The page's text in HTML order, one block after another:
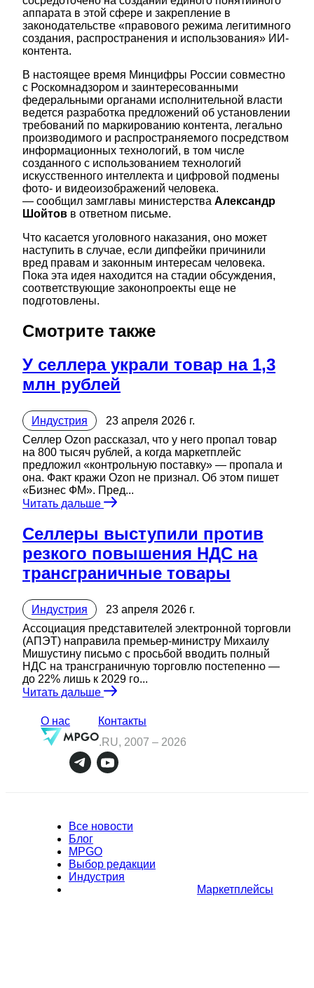
аппарата в этой сфере и закрепление в
законодательстве «правового режима легитимного
создания, распространения и использования» ИИ-
контента.
В настоящее время Минцифры России совместно
с Роскомнадзором и заинтересованными
федеральными органами исполнительной власти
ведется разработка предложений об установлении
требований по маркированию контента, легально
производимого и распространяемого посредством
информационных технологий, в том числе
созданного с использованием технологий
искусственного интеллекта и цифровой подмены
фото- и видеоизображений человека.
— сообщил замглавы министерства Александр
Шойтов в ответном письме.
Что касается уголовного наказания, оно может
наступить в случае, если дипфейки причинили
вред правам и законным интересам человека.
Пока эта идея находится на стадии обсуждения,
соответствующие законопроекты еще не
подготовлены.
Смотрите также
У селлера украли товар на 1,3
млн рублей
Индустрия
23 апреля 2026 г.
Селлер Ozon рассказал, что у него пропал товар
на 800 тысяч рублей, а когда маркетплейс
предложил «контрольную поставку» — пропала и
она. Факт кражи Ozon не признал. Об этом пишет
«Бизнес ФМ». Пред...
Читать дальше
Селлеры выступили против
резкого повышения НДС на
трансграничные товары
Индустрия
23 апреля 2026 г.
Ассоциация представителей электронной торговли
(АПЭТ) направила премьер-министру Михаилу
Мишустину письмо с просьбой вводить полный
НДС на трансграничную торговлю постепенно —
до 22% лишь к 2029 го...
Читать дальше
О нас
Контакты
.RU, 2007 – 2026
Все новости
Блог
MPGO
Выбор редакции
Индустрия
Маркетплейсы